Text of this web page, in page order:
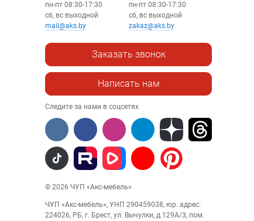
пн-пт 08:30-17:30
сб, вс выходной
mail@aks.by
пн-пт 08:30-17:30
сб, вс выходной
zakaz@aks.by
Заказать звонок
Написать нам
Следите за нами в соцсетях
© 2026 ЧУП «Акс-мебель»
ЧУП «Акс-мебель», УНП 290459038, юр. адрес:
224026, РБ, г. Брест, ул. Вычулки, д.129А/3, пом.